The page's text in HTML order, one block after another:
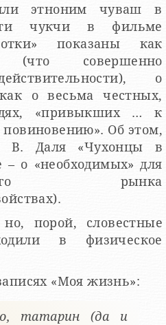
этноним чуваш в
чукчи в фильме
показаны как
совершенно
о
о весьма честных,
«привыкших … к
Об этом,
В. Даля «Чухонцы в
о «необходимых» для
рынка
но, порой, словестные
в физическое
«Моя жизнь»:
татарин (да и